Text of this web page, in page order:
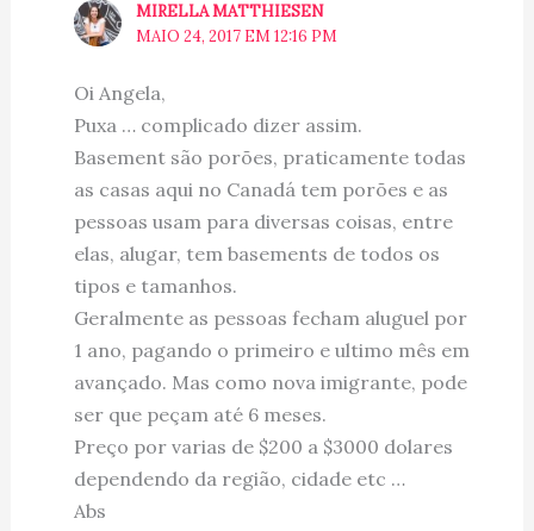
MIRELLA MATTHIESEN
MAIO 24, 2017 EM 12:16 PM
Oi Angela,
Puxa … complicado dizer assim.
Basement são porões, praticamente todas
as casas aqui no Canadá tem porões e as
pessoas usam para diversas coisas, entre
elas, alugar, tem basements de todos os
tipos e tamanhos.
Geralmente as pessoas fecham aluguel por
1 ano, pagando o primeiro e ultimo mês em
avançado. Mas como nova imigrante, pode
ser que peçam até 6 meses.
Preço por varias de $200 a $3000 dolares
dependendo da região, cidade etc …
Abs